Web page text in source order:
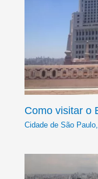
Como visitar o
Cidade de São Paulo,